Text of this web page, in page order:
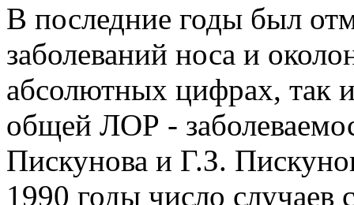
В последние годы был
заболеваний носа и
абсолютных цифрах, так
общей ЛОР -
Пискунова и Г.З.
1990 годы число случаев